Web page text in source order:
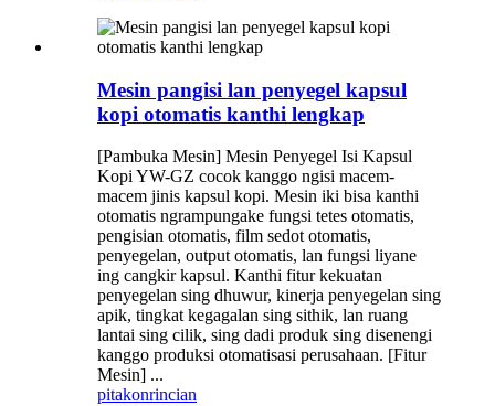
Mesin pangisi lan penyegel kapsul
kopi otomatis kanthi lengkap
[Pambuka Mesin] Mesin Penyegel Isi Kapsul
Kopi YW-GZ cocok kanggo ngisi macem-
macem jinis kapsul kopi. Mesin iki bisa kanthi
otomatis ngrampungake fungsi tetes otomatis,
pengisian otomatis, film sedot otomatis,
penyegelan, output otomatis, lan fungsi liyane
ing cangkir kapsul. Kanthi fitur kekuatan
penyegelan sing dhuwur, kinerja penyegelan sing
apik, tingkat kegagalan sing sithik, lan ruang
lantai sing cilik, sing dadi produk sing disenengi
kanggo produksi otomatisasi perusahaan. [Fitur
Mesin] ...
pitakonrincian